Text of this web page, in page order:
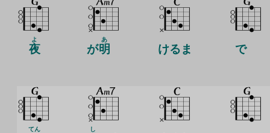
夜
よ
が明
あ
けるま で
てん し